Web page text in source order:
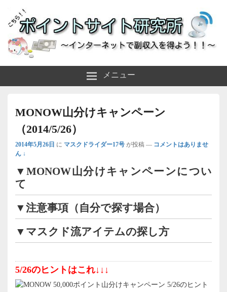
ポイントサイト研究所
メニュー
MONOW山分けキャンペーン
（2014/5/26）
2014年5月26日 に マスクドライダー17号 が投稿 — コメントはありませ
ん ↓
▼MONOW山分けキャンペーンについ
て
▼注意事項（自分で探す場合）
▼マスクド流アイテムの探し方
5/26のヒントはこれ↓↓↓